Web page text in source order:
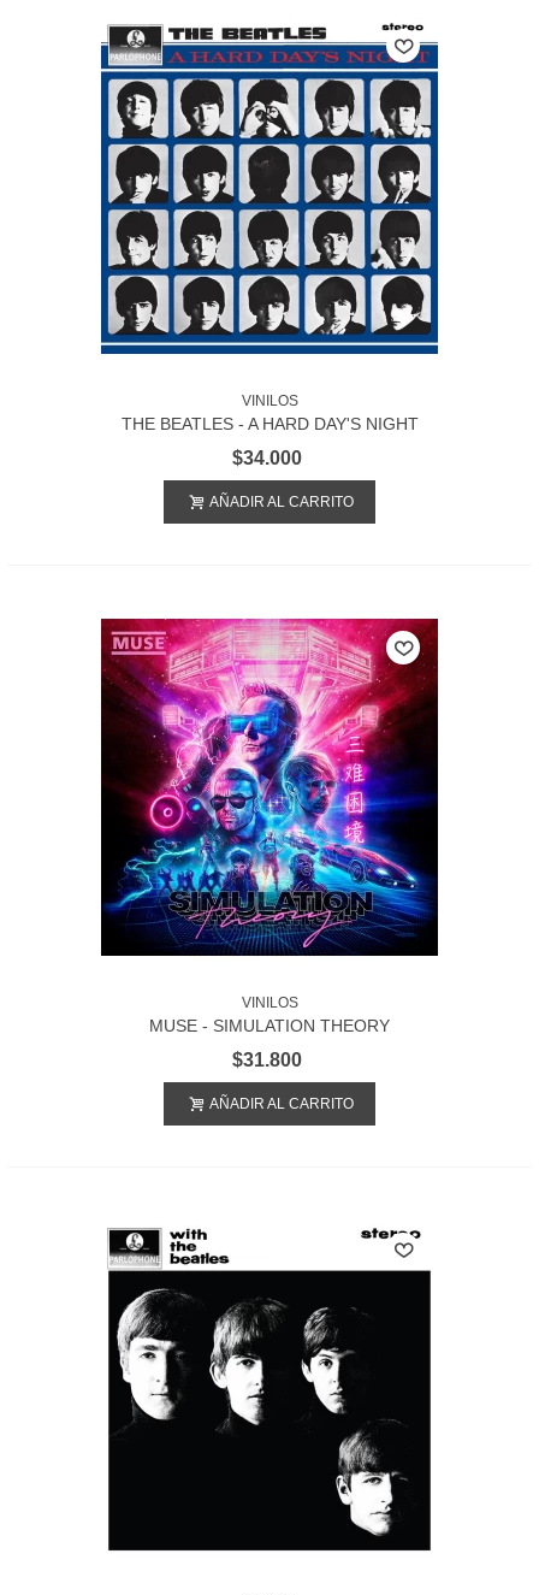
VINILOS
THE BEATLES - A HARD DAY'S NIGHT
$34.000
AÑADIR AL CARRITO
VINILOS
MUSE - SIMULATION THEORY
$31.800
AÑADIR AL CARRITO